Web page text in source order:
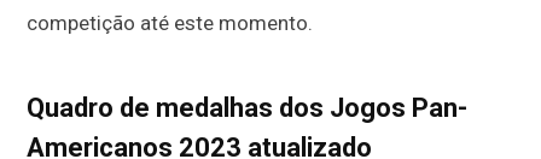
competição até este momento.
Quadro de medalhas dos Jogos Pan-
Americanos 2023 atualizado